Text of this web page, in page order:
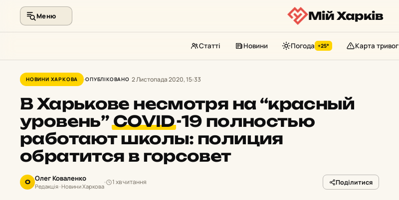
контенту
Меню Мій Харків
Статті Новини Погода +25° Карта тривог
НОВИНИ ХАРКОВА ОПУБЛІКОВАНО 2 Листопада 2020, 15:33
В Харькове несмотря на “красный
уровень”COVID-19 полностью
работают школы: полиция
обратится в горсовет
О Олег Коваленко
Редакція · Новини Харкова
1 хв читання Поділитися